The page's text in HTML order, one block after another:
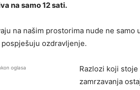
na samo 12 sati.
na našim prostorima nude ne samo
ozdravljenje.
oglasa
Razlozi koji
zamrzavanja